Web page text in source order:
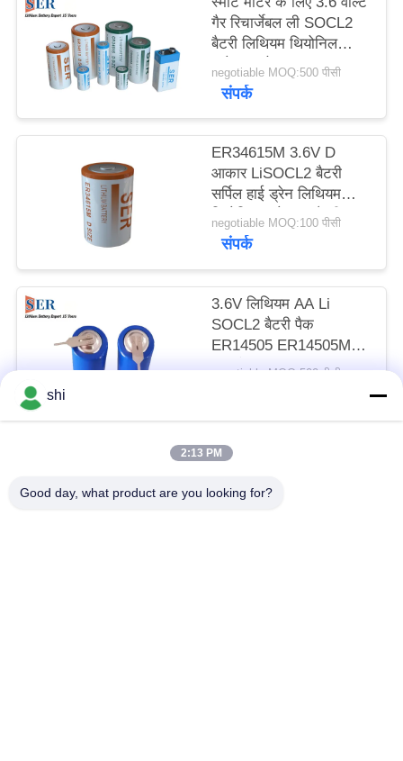
PRIVACY
POLICY
गैर रिचार्जेबल ली SOCL2
बैटरी लिथियम थियोनिल
क्लोराइड सेल
negotiable MOQ:500 पीसी
संपर्क
ER34615M 3.6V D
आकार LiSOCL2 बैटरी
सर्पिल हाई ड्रेन लिथियम
थियोनिल क्लोराइड बैटरी
negotiable MOQ:100 पीसी
संपर्क
3.6V लिथियम AA Li
SOCL2 बैटरी पैक
ER14505 ER14505M
पिन टैब JST Molex प्लग
negotiable MOQ:500 पीसी
लोकप्रिय श्रेणियां
shi
2:13 PM
Good day, what product are you looking for?